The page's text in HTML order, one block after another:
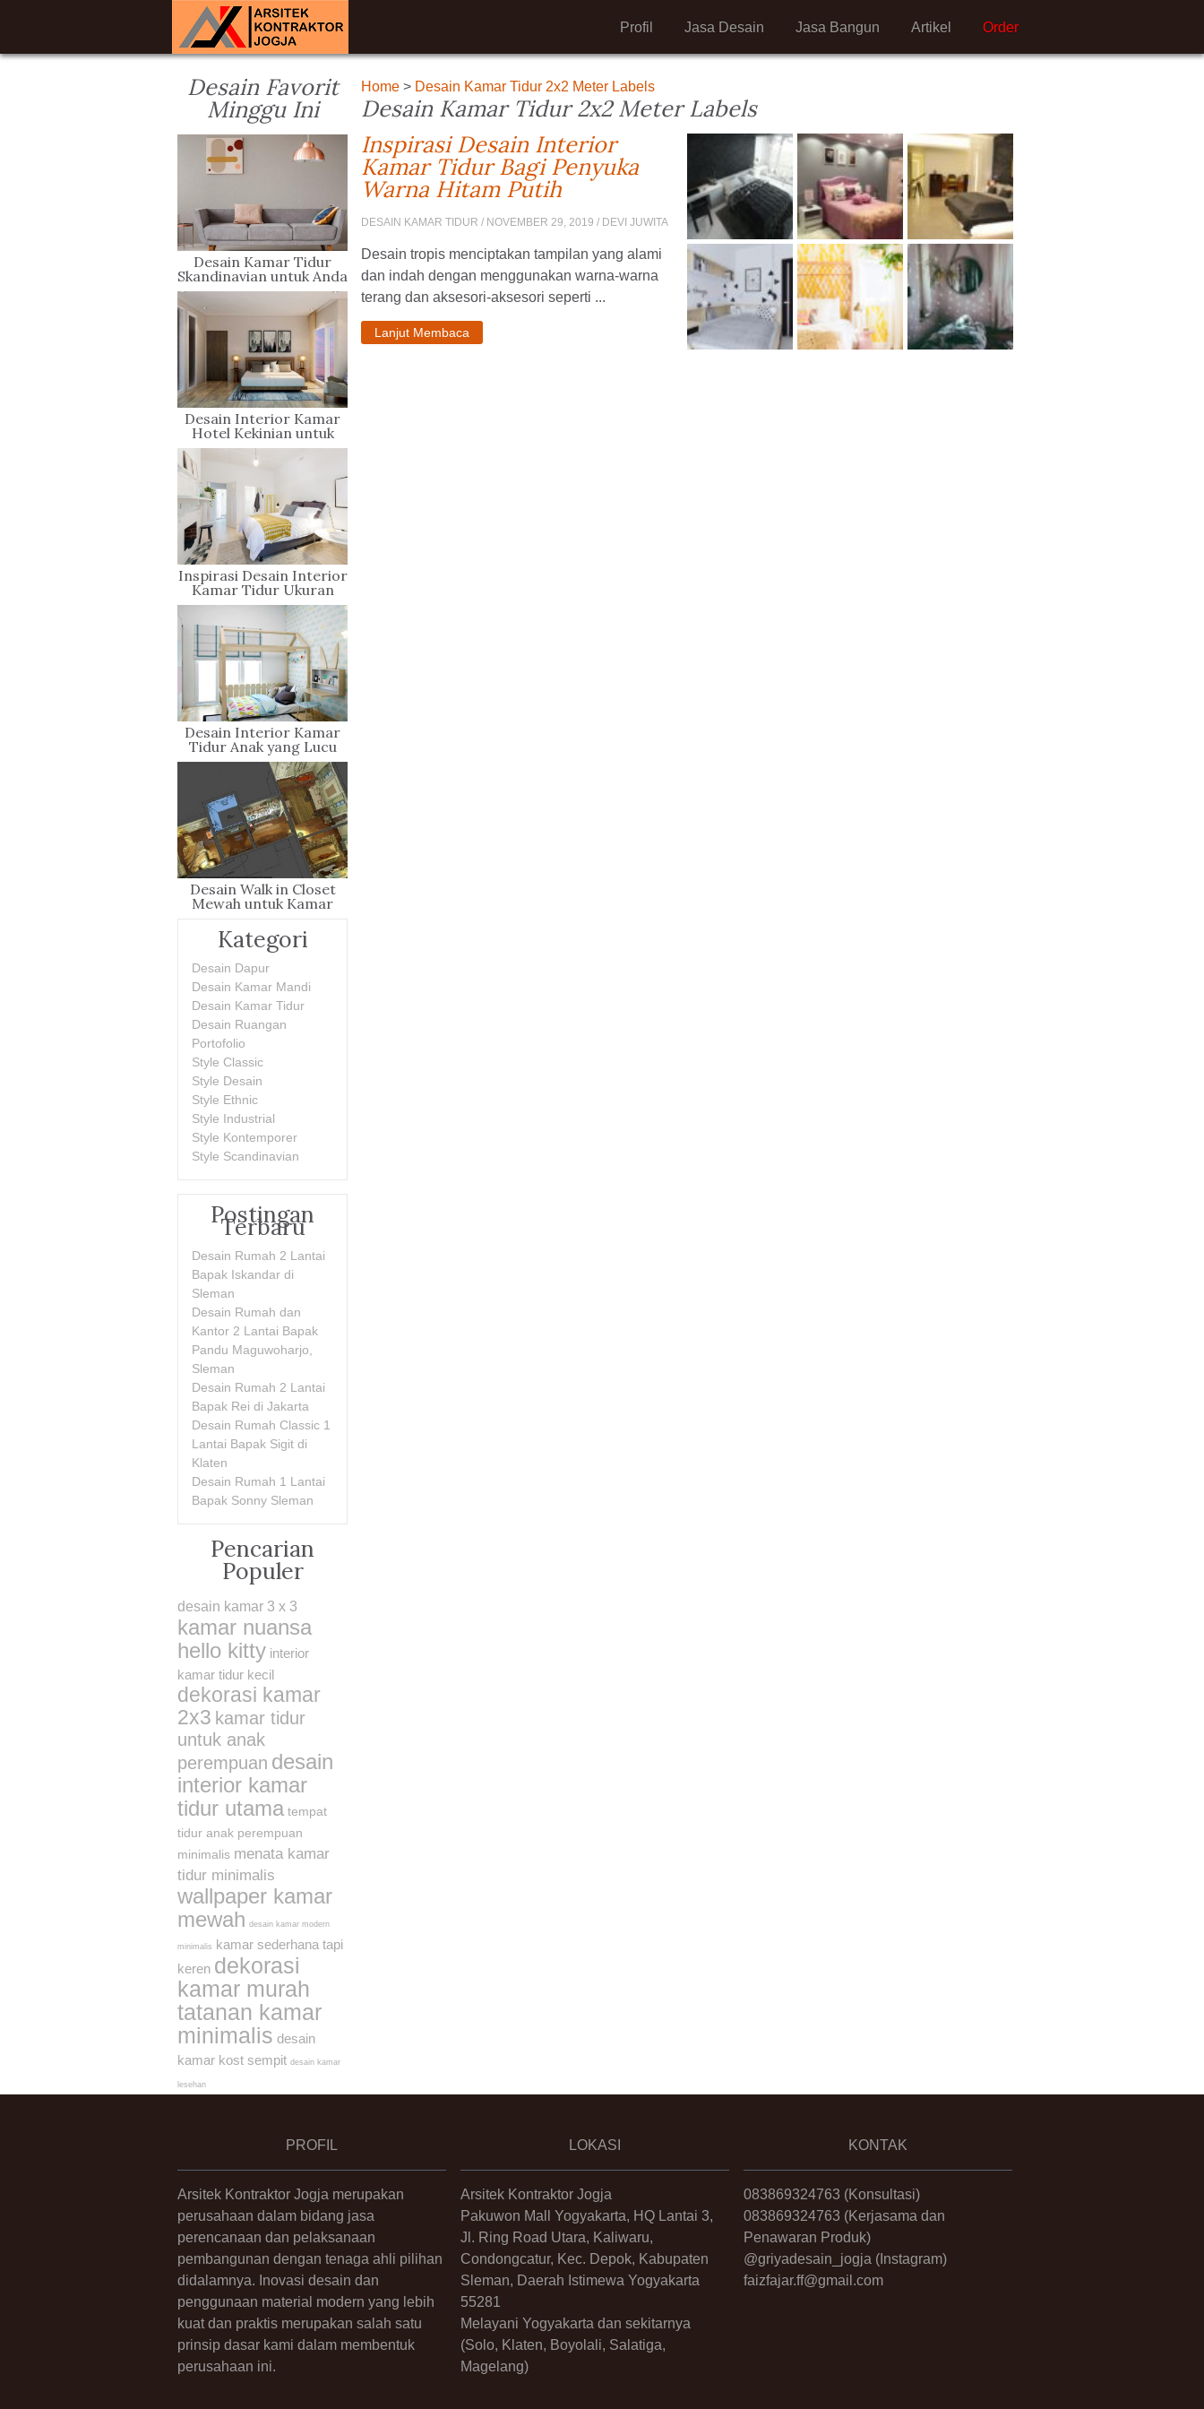
Order
Artikel
Jasa Bangun
Jasa Desain
Profil
Home > Desain Kamar Tidur 2x2 Meter Labels
Desain Kamar Tidur 2x2 Meter Labels
Inspirasi Desain Interior
Kamar Tidur Bagi Penyuka
Warna Hitam Putih
DESAIN KAMAR TIDUR / NOVEMBER 29, 2019 / DEVI JUWITA
Desain tropis menciptakan tampilan yang alami
dan indah dengan menggunakan warna-warna
terang dan aksesori-aksesori seperti ...
Lanjut Membaca
Desain Favorit
Minggu Ini
Desain Kamar Tidur
Skandinavian untuk Anda
yang Berjiwa Minimalis
Desain Interior Kamar
Hotel Kekinian untuk
Liburan yang Penuh
Gaya
Inspirasi Desain Interior
Kamar Tidur Ukuran
Kecil Yang Sederhana
Desain Interior Kamar
Tidur Anak yang Lucu
dan Ceria
Desain Walk in Closet
Mewah untuk Kamar
Kategori
Desain Dapur
Desain Kamar Mandi
Desain Kamar Tidur
Desain Ruangan
Portofolio
Style Classic
Style Desain
Style Ethnic
Style Industrial
Style Kontemporer
Style Scandinavian
Postingan
Terbaru
Desain Rumah 2 Lantai
Bapak Iskandar di
Sleman
Desain Rumah dan
Kantor 2 Lantai Bapak
Pandu Maguwoharjo,
Sleman
Desain Rumah 2 Lantai
Bapak Rei di Jakarta
Desain Rumah Classic 1
Lantai Bapak Sigit di
Klaten
Desain Rumah 1 Lantai
Bapak Sonny Sleman
Pencarian
Populer
desain kamar 3 x 3
kamar nuansa
hello kitty interior
kamar tidur kecil
dekorasi kamar
2x3 kamar tidur
untuk anak
perempuan desain
interior kamar
tidur utama tempat
tidur anak perempuan
minimalis menata kamar
tidur minimalis
wallpaper kamar
mewah desain kamar modern
minimalis kamar sederhana tapi
keren dekorasi
kamar murah
tatanan kamar
minimalis desain
kamar kost sempit desain kamar
lesehan
PROFIL
Arsitek Kontraktor Jogja merupakan
perusahaan dalam bidang jasa
perencanaan dan pelaksanaan
pembangunan dengan tenaga ahli pilihan
didalamnya. Inovasi desain dan
penggunaan material modern yang lebih
kuat dan praktis merupakan salah satu
prinsip dasar kami dalam membentuk
perusahaan ini.
LOKASI
Arsitek Kontraktor Jogja
Pakuwon Mall Yogyakarta, HQ Lantai 3,
Jl. Ring Road Utara, Kaliwaru,
Condongcatur, Kec. Depok, Kabupaten
Sleman, Daerah Istimewa Yogyakarta
55281
Melayani Yogyakarta dan sekitarnya
(Solo, Klaten, Boyolali, Salatiga,
Magelang)
KONTAK
083869324763 (Konsultasi)
083869324763 (Kerjasama dan
Penawaran Produk)
@griyadesain_jogja (Instagram)
faizfajar.ff@gmail.com